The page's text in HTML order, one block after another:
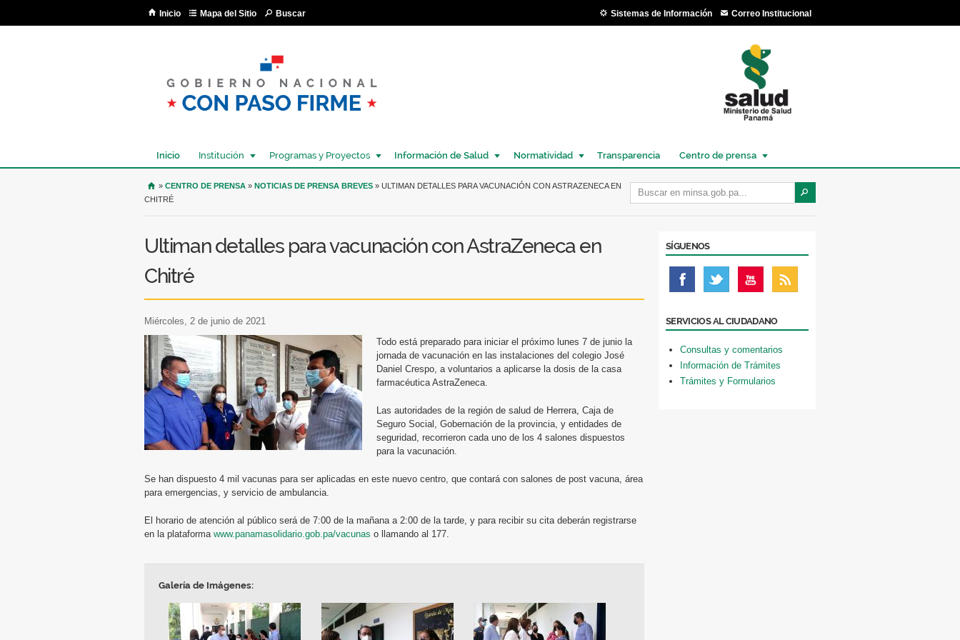
Inicio Mapa del Sitio Buscar Sistemas de Información Correo Institucional
Inicio Institución Programas y Proyectos Información de Salud Normatividad Transparencia Centro de prensa
USTED SE ENCUENTRA AQUÍ
» CENTRO DE PRENSA » NOTICIAS DE PRENSA BREVES » ULTIMAN DETALLES PARA VACUNACIÓN CON ASTRAZENECA EN
CHITRÉ
Ultiman detalles para vacunación con AstraZeneca en
Chitré
miércoles, 2 de junio de 2021
Todo está preparado para iniciar el próximo lunes 7 de junio la
jornada de vacunación en las instalaciones del colegio José
Daniel Crespo, a voluntarios a aplicarse la dosis de la casa
farmacéutica AstraZeneca.
Las autoridades de la región de salud de Herrera, Caja de
Seguro Social, Gobernación de la provincia, y entidades de
seguridad, recorrieron cada uno de los 4 salones dispuestos
para la vacunación.
Se han dispuesto 4 mil vacunas para ser aplicadas en este nuevo centro, que contará con salones de post vacuna, área
para emergencias, y servicio de ambulancia.
El horario de atención al público será de 7:00 de la mañana a 2:00 de la tarde, y para recibir su cita deberán registrarse
en la plataforma www.panamasolidario.gob.pa/vacunas o llamando al 177.
Galería de Imágenes:
SÍGUENOS
SERVICIOS AL CIUDADANO
Consultas y comentarios
Información de Trámites
Trámites y Formularios